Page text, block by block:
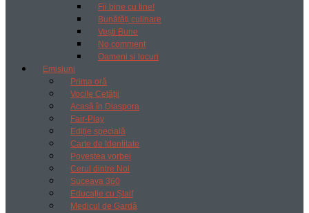
Fii bine cu tine!
Bunătăți culinare
Vești Bune
No comment
Oameni si locuri
Emisiuni
Prima oră
Vocile Cetății
Acasă în Diaspora
Fair-Play
Ediție specială
Carte de Identitate
Povestea vorbei
Cerul dintre Noi
Suceava 360
Educație cu Ștaif
Medicul de Gardă